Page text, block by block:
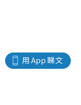
用 App 睇文